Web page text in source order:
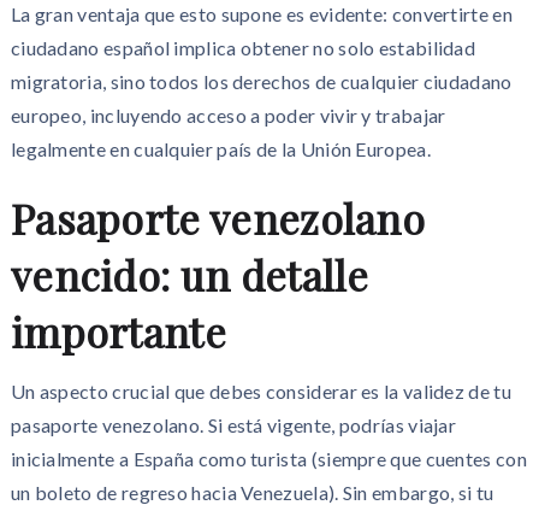
La gran ventaja que esto supone es evidente: convertirte en
ciudadano español implica obtener no solo estabilidad
migratoria, sino todos los derechos de cualquier ciudadano
europeo, incluyendo acceso a poder vivir y trabajar
legalmente en cualquier país de la Unión Europea.
Pasaporte venezolano
vencido: un detalle
importante
Un aspecto crucial que debes considerar es la validez de tu
pasaporte venezolano. Si está vigente, podrías viajar
inicialmente a España como turista (siempre que cuentes con
un boleto de regreso hacia Venezuela). Sin embargo, si tu